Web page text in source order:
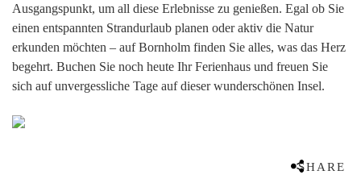
Ausgangspunkt, um all diese Erlebnisse zu genießen. Egal ob Sie
einen entspannten Strandurlaub planen oder aktiv die Natur
erkunden möchten – auf Bornholm finden Sie alles, was das Herz
begehrt. Buchen Sie noch heute Ihr Ferienhaus und freuen Sie
sich auf unvergessliche Tage auf dieser wunderschönen Insel.
SHARE